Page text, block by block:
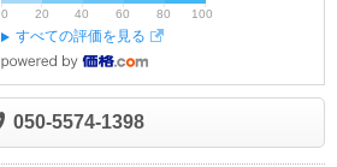
0 20 40 60 80 100
すべての評価を見る
050-5574-1398